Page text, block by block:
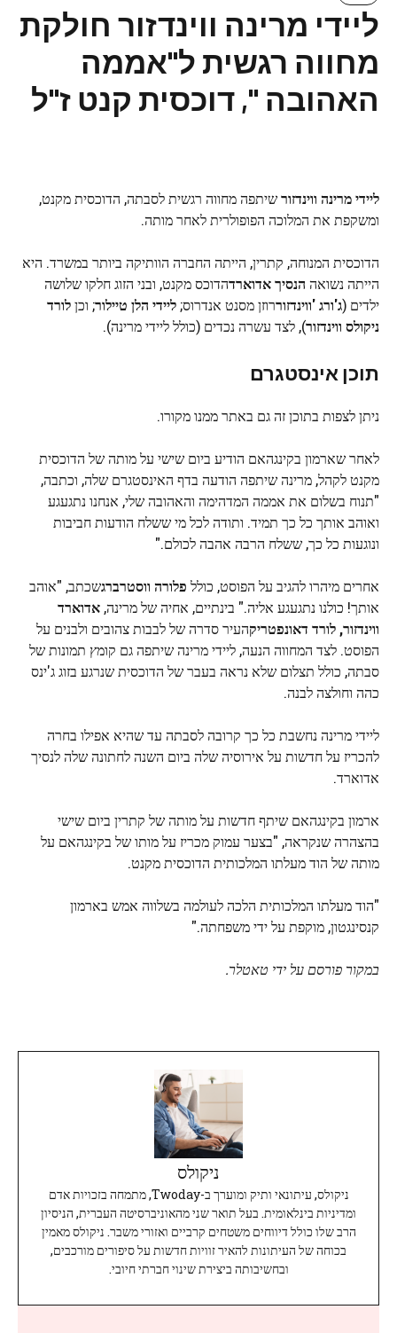
ליידי מרינה ווינדזור חולקת
מחווה רגשית ל"אממה
האהובה ", דוכסית קנט ז"ל
ליידי מרינה ווינדזורשיתפה מחווה רגשית לסבתה, הדוכסית מקנט,
ומשקפת את המלוכה הפופולרית לאחר מותה.
הדוכסית המנוחה, קתרין, הייתה החברה הוותיקה ביותר במשרד. היא
הייתה נשואה הנסיך אדוארדהדוכס מקנט, ובני הזוג חלקו שלושה
ילדים (ג'ורג 'ווינדזוררוזן מסנט אנדרוס; ליידי הלן טיילור; וכןלורד
ניקולס ווינדזור), לצד עשרה נכדים (כולל ליידי מרינה).
תוכן אינסטגרם
ניתן לצפות בתוכן זה גם באתר ממנו מקורו.
לאחר שארמון בקינגהאם הודיע ​​ביום שישי על מותה של הדוכסית
מקנט לקהל, מרינה שיתפה הודעה בדף האינסטגרם שלה, וכתבה,
"תנוח בשלום את אממה המדהימה והאהובה שלי, אנחנו נתגעגע
ואוהב אותך כל כך תמיד. ותודה לכל מי ששלח הודעות חביבות
ונוגעות כל כך, ששלח הרבה אהבה לכולם."
אחרים מיהרו להגיב על הפוסט, כולל פלורה ווסטרברגשכתב, "אוהב
אותך! כולנו נתגעגע אליה." בינתיים, אחיה של מרינה, אדוארד
ווינדזור, לורד דאונפטריקהעיר סדרה של לבבות צהובים ולבנים על
הפוסט. לצד המחווה הנעה, ליידי מרינה שיתפה גם קומץ תמונות של
סבתה, כולל תצלום שלא נראה בעבר של הדוכסית שנרגע בזוג ג'ינס
כהה וחולצה לבנה.
ליידי מרינה נחשבת כל כך קרובה לסבתה עד שהיא אפילו בחרה
להכריז על חדשות על אירוסיה שלה ביום השנה לחתונה שלה לנסיך
אדוארד.
ארמון בקינגהאם שיתף חדשות על מותה של קתרין ביום שישי
בהצהרה שנקראה, "בצער עמוק מכריז על מותו של בקינגהאם על
מותה של הוד מעלתו המלכותית הדוכסית מקנט.
"הוד מעלתו המלכותית הלכה לעולמה בשלווה אמש בארמון
קנסינגטון, מוקפת על ידי משפחתה."
במקור פורסם על ידי טאטלר.
ניקולס
ניקולס, עיתונאי ותיק ומוערך ב-Twoday, מתמחה בזכויות אדם
ומדיניות בינלאומית. בעל תואר שני מהאוניברסיטה העברית, הניסיון
הרב שלו כולל דיווחים משטחים קרביים ואזורי משבר. ניקולס מאמין
בכוחה של העיתונות להאיר זוויות חדשות על סיפורים מורכבים,
ובחשיבותה ביצירת שינוי חברתי חיובי.